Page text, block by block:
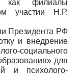
как филиалы
участии Н.Р.
Президента РФ
и внедрение
социального
для
и психолого-